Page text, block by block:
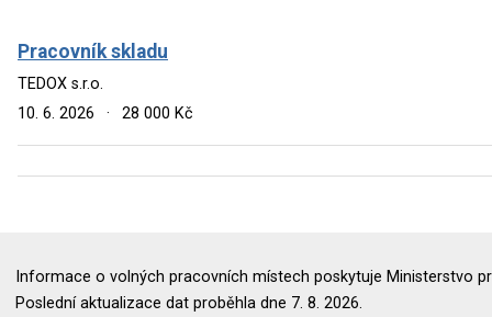
Pracovník skladu
TEDOX s.r.o.
10. 6. 2026
· 28 000 Kč
Informace o volných pracovních místech poskytuje Ministerstvo
Poslední aktualizace dat proběhla dne 7. 8. 2026.